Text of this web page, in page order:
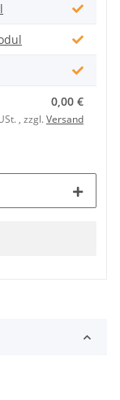
0,00 €
, zzgl.Versand